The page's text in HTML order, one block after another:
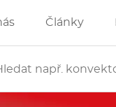
Články